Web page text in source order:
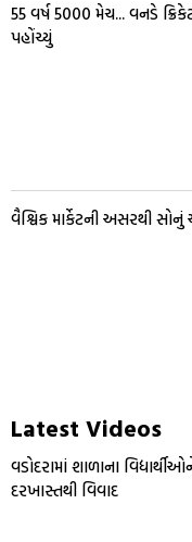
55 વર્ષ 5000 મેચ... વનડે
પહોંચ્યું
વૈશ્વિક માર્કેટની અસરથી
Latest Videos
વડોદરામાં શાળાના
દરખાસ્તથી વિવાદ